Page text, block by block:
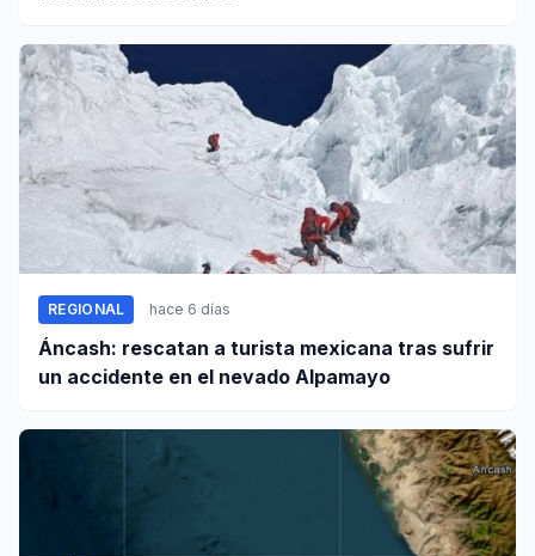
REGIONAL hace 6 días
Áncash: rescatan a turista mexicana tras sufrir
un accidente en el nevado Alpamayo